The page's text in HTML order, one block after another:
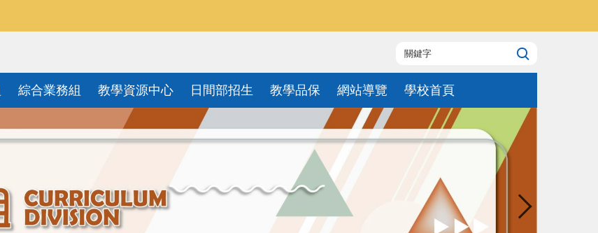
綜合業務組 教學資源中心 日間部招生 教學品保 網站導覽 學校首頁